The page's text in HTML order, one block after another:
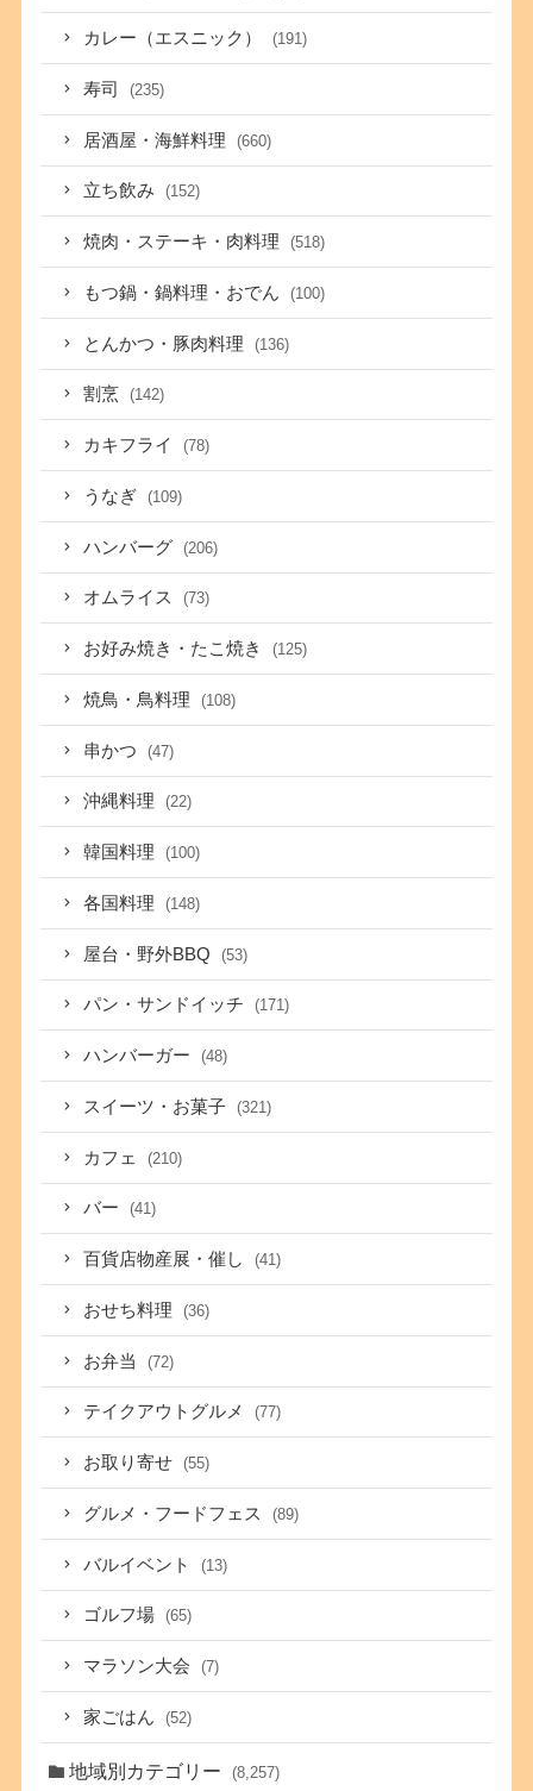
カレー（エスニック） (191)
寿司 (235)
居酒屋・海鮮料理 (660)
立ち飲み (152)
焼肉・ステーキ・肉料理 (518)
もつ鍋・鍋料理・おでん (100)
とんかつ・豚肉料理 (136)
割烹 (142)
カキフライ (78)
うなぎ (109)
ハンバーグ (206)
オムライス (73)
お好み焼き・たこ焼き (125)
焼鳥・鳥料理 (108)
串かつ (47)
沖縄料理 (22)
韓国料理 (100)
各国料理 (148)
屋台・野外BBQ (53)
パン・サンドイッチ (171)
ハンバーガー (48)
スイーツ・お菓子 (321)
カフェ (210)
バー (41)
百貨店物産展・催し (41)
おせち料理 (36)
お弁当 (72)
テイクアウトグルメ (77)
お取り寄せ (55)
グルメ・フードフェス (89)
バルイベント (13)
ゴルフ場 (65)
マラソン大会 (7)
家ごはん (52)
地域別カテゴリー (8,257)